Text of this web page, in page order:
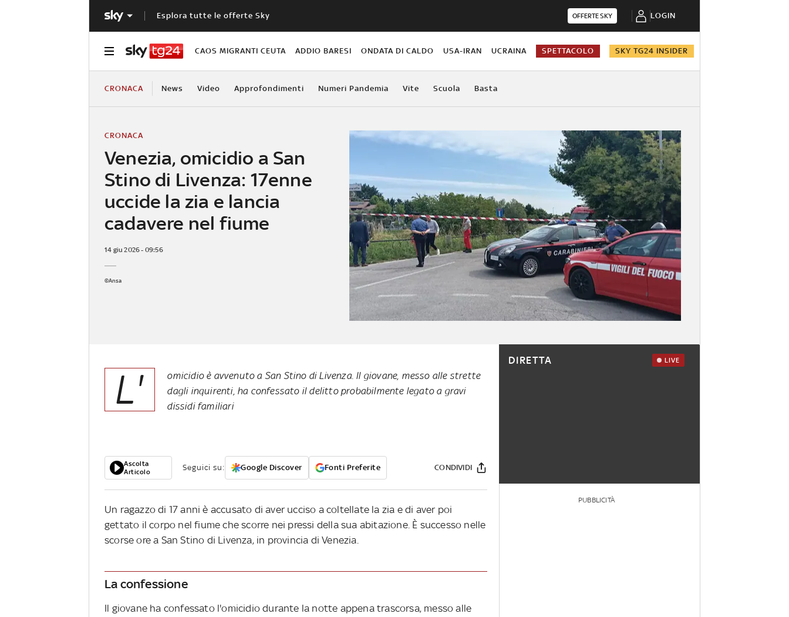
Esplora tutte le offerte Sky OFFERTE SKY LOGIN
CAOS MIGRANTI CEUTA ADDIO BARESI ONDATA DI CALDO USA-IRAN UCRAINA SPETTACOLO SKY TG24 INSIDER
CRONACA News Video Approfondimenti Numeri Pandemia Vite Scuola Basta
Venezia, omicidio a San
Stino di Livenza: 17enne
uccide la zia e lancia
cadavere nel fiume
CRONACA
14 giu 2026 - 09:56
©Ansa
L'
omicidio è avvenuto a San Stino di Livenza. Il giovane, messo alle strette
dagli inquirenti, ha confessato il delitto probabilmente legato a gravi
dissidi familiari
Ascolta
Articolo
Seguici su: Google Discover Fonti Preferite CONDIVIDI
Un ragazzo di 17 anni è accusato di aver ucciso a coltellate la zia e di aver poi
gettato il corpo nel fiume che scorre nei pressi della sua abitazione. È successo nelle
scorse ore a San Stino di Livenza, in provincia di Venezia.
La confessione
Il giovane ha confessato l'omicidio durante la notte appena trascorsa, messo alle
DIRETTA LIVE
PUBBLICITÀ